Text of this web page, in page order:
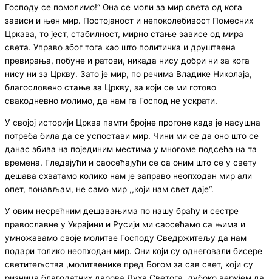
Господу се помолимо!“ Она се моли за мир света од кога
зависи и њен мир. Постојаност и непоколебивост Помесних
Цркава, то јест, стабилност, мирно стање зависе од мира
света. Управо због тога као што политичка и друштвена
превирања, побуне и ратови, никада нису добри ни за кога
нису ни за Цркву. Зато је мир, по речима Владике Николаја,
благословено стање за Цркву, за који се ми готово
свакодневно молимо, да нам га Господ не ускрати.
У својој историји Црква памти бројне прогоне када је насушна
потреба била да се успостави мир. Чини ми се да оно што се
данас збива на појединим местима у многоме подсећа на та
времена. Гледајући и саосећајући се са оним што се у свету
дешава схватамо колико нам је заправо неопходан мир али
опет, понављам, не само мир ,,који нам свет даје“.
У овим несрећним дешавањима по нашу браћу и сестре
православне у Украјини и Русији ми саосећамо са њима и
умножавамо своје молитве Господу Сведржитељу да нам
подари толико неопходан мир. Они који су однеговали бисере
светитељства ,молитвенике пред Богом за сав свет, који су